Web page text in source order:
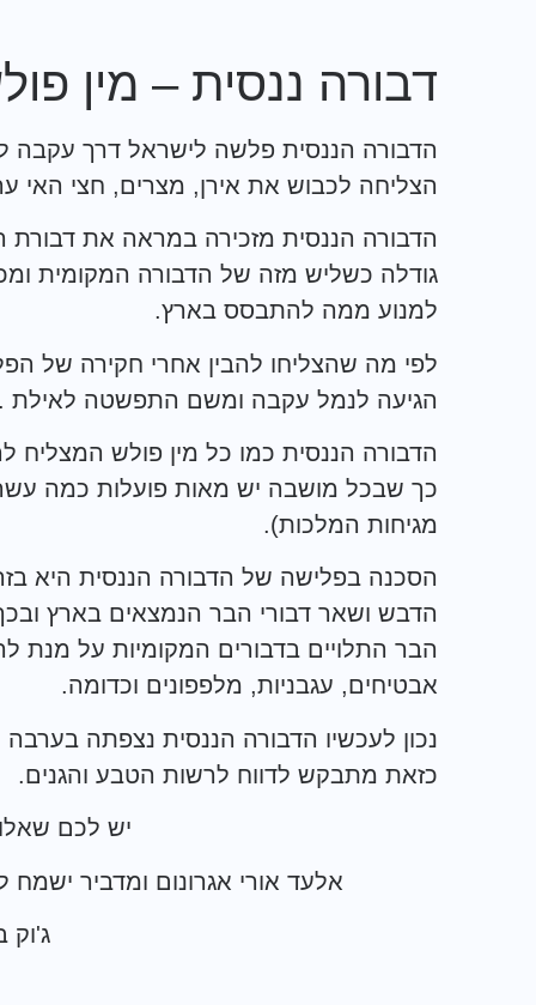
דבורה ננסית – מין
הדבורה הננסית פלשה לישראל דרך עקבה
הצליחה לכבוש את אירן, מצרים, חצי האי
הדבורה הננסית מזכירה במראה את
גודלה כשליש מזה של הדבורה המקומית
למנוע ממה להתבסס בארץ.
לפי מה שהצליחו להבין אחרי חקירה של
הגיעה לנמל עקבה ומשם התפשטה לאילת
הדבורה הננסית כמו כל מין פולש
כך שבכל מושבה יש מאות פועלות כמה
מגיחות המלכות).
הסכנה בפלישה של הדבורה הננסית היא
הדבש ושאר דבורי הבר הנמצאים בארץ
הבר התלויים בדבורים המקומיות על מנת
אבטיחים, עגבניות, מלפפונים וכדומה.
נכון לעכשיו הדבורה הננסית נצפתה
כזאת מתבקש לדווח לרשות הטבע והגנים.
יש לכם
אלעד אורי אגרונום ומדביר
ג'וק